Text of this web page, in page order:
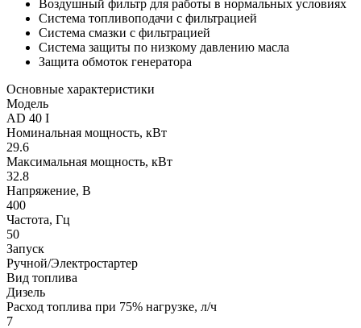
Воздушный фильтр для работы в нормальных условиях
Система топливоподачи с фильтрацией
Система смазки с фильтрацией
Система защиты по низкому давлению масла
Защита обмоток генератора
Основные характеристики
Модель
AD 40 I
Номинальная мощность, кВт
29.6
Максимальная мощность, кВт
32.8
Напряжение, В
400
Частота, Гц
50
Запуск
Ручной/Электростартер
Вид топлива
Дизель
Расход топлива при 75% нагрузке, л/ч
7